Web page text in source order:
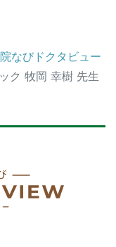
なびドクタビュー
ク 牧岡 幸樹 先生